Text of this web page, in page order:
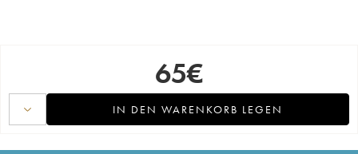
65€
IN DEN WARENKORB LEGEN